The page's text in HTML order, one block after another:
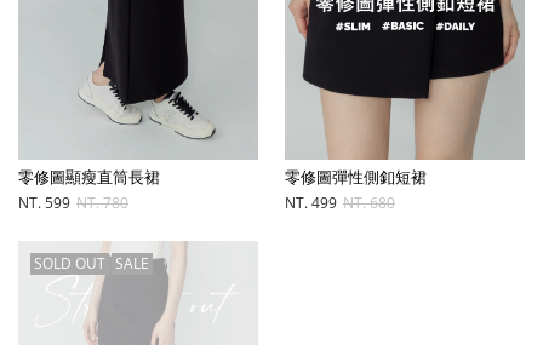
零修圖顯瘦直筒長裙
NT. 599 NT. 780
零修圖彈性側釦短裙
NT. 499 NT. 680
SOLD OUT SALE